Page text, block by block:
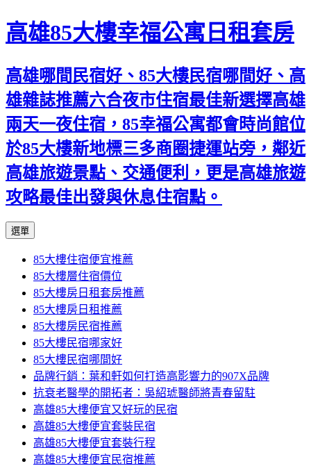
高雄85大樓幸福公寓日租套房
高雄哪間民宿好、85大樓民宿哪間好、高
雄雜誌推薦六合夜市住宿最佳新選擇高雄
兩天一夜住宿，85幸福公寓都會時尚館位
於85大樓新地標三多商圈捷運站旁，鄰近
高雄旅遊景點、交通便利，更是高雄旅遊
攻略最佳出發與休息住宿點。
選單
內
容
區
85大樓住宿便宜推薦
85大樓層住宿價位
85大樓房日租套房推薦
85大樓房日租推薦
85大樓房民宿推薦
85大樓民宿哪家好
85大樓民宿哪間好
品牌行銷：葉和軒如何打造高影響力的907X品牌
抗衰老醫學的開拓者：吳紹琥醫師將青春留駐
高雄85大樓便宜又好玩的民宿
高雄85大樓便宜套裝民宿
高雄85大樓便宜套裝行程
高雄85大樓便宜民宿推薦